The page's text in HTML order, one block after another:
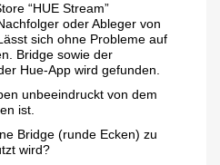
“HUE Stream”
oder Ableger von
sich ohne Probleme auf
Bridge sowie der
Hue-App wird gefunden.
unbeeindruckt von dem
ist.
Bridge (runde Ecken) zu
wird?